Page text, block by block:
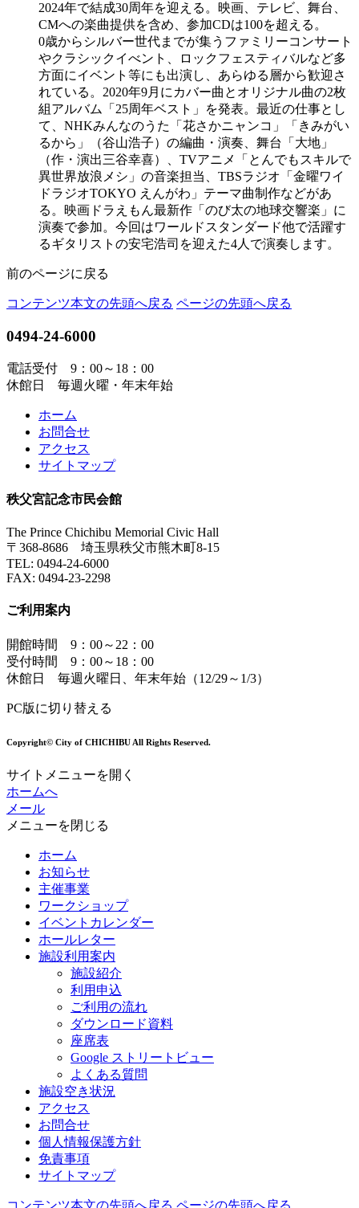
2024年で結成30周年を迎える。映画、テレビ、舞台、
CMへの楽曲提供を含め、参加CDは100を超える。
0歳からシルバー世代までが集うファミリーコンサート
やクラシックイべント、ロックフェスティバルなど多
方面にイベント等にも出演し、あらゆる層から歓迎さ
れている。2020年9月にカバー曲とオリジナル曲の2枚
組アルバム「25周年ベスト」を発表。最近の仕事とし
て、NHKみんなのうた「花さかニャンコ」「きみがい
るから」（谷山浩子）の編曲・演奏、舞台「大地」
（作・演出三谷幸喜）、TVアニメ「とんでもスキルで
異世界放浪メシ」の音楽担当、TBSラジオ「金曜ワイ
ドラジオTOKYO えんがわ」テーマ曲制作などがあ
る。映画ドラえもん最新作「のび太の地球交響楽」に
演奏で参加。今回はワールドスタンダード他で活躍す
るギタリストの安宅浩司を迎えた4人で演奏します。
前のページに戻る
コンテンツ本文の先頭へ戻る ページの先頭へ戻る
0494-24-6000
電話受付 9：00～18：00
休館日 毎週火曜・年末年始
ホーム
お問合せ
アクセス
サイトマップ
秩父宮記念市民会館
The Prince Chichibu Memorial Civic Hall
〒368-8686 埼玉県秩父市熊木町8-15
TEL: 0494-24-6000
FAX: 0494-23-2298
ご利用案内
開館時間 9：00～22：00
受付時間 9：00～18：00
休館日 毎週火曜日、年末年始（12/29～1/3）
PC版に切り替える
Copyright© City of CHICHIBU All Rights Reserved.
サイトメニューを開く
ホームへ
メール
メニューを閉じる
ホーム
お知らせ
主催事業
ワークショップ
イベントカレンダー
ホールレター
施設利用案内
施設紹介
利用申込
ご利用の流れ
ダウンロード資料
座席表
Google ストリートビュー
よくある質問
施設空き状況
アクセス
お問合せ
個人情報保護方針
免責事項
サイトマップ
コンテンツ本文の先頭へ戻る ページの先頭へ戻る